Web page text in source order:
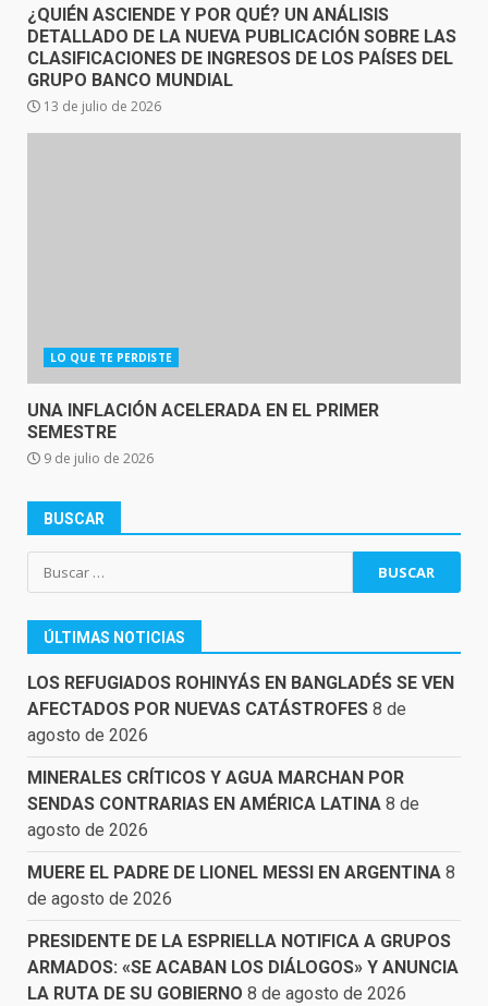
¿QUIÉN ASCIENDE Y POR QUÉ? UN ANÁLISIS
DETALLADO DE LA NUEVA PUBLICACIÓN SOBRE LAS
CLASIFICACIONES DE INGRESOS DE LOS PAÍSES DEL
GRUPO BANCO MUNDIAL
13 de julio de 2026
LO QUE TE PERDISTE
UNA INFLACIÓN ACELERADA EN EL PRIMER
SEMESTRE
9 de julio de 2026
BUSCAR
Buscar:
ÚLTIMAS NOTICIAS
LOS REFUGIADOS ROHINYÁS EN BANGLADÉS SE VEN
AFECTADOS POR NUEVAS CATÁSTROFES 8 de
agosto de 2026
MINERALES CRÍTICOS Y AGUA MARCHAN POR
SENDAS CONTRARIAS EN AMÉRICA LATINA 8 de
agosto de 2026
MUERE EL PADRE DE LIONEL MESSI EN ARGENTINA 8
de agosto de 2026
PRESIDENTE DE LA ESPRIELLA NOTIFICA A GRUPOS
ARMADOS: «SE ACABAN LOS DIÁLOGOS» Y ANUNCIA
LA RUTA DE SU GOBIERNO 8 de agosto de 2026